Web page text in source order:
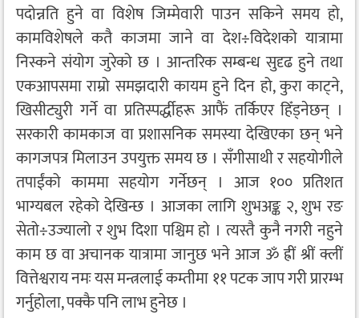
पदोन्नति हुने वा विशेष जिम्मेवारी पाउन सकिने समय हो,
कामविशेषले कतै काजमा जाने वा देश÷विदेशको यात्रामा
निस्कने संयोग जुरेको छ । आन्तरिक सम्बन्ध सुदृढ हुने तथा
एकआपसमा राम्रो समझदारी कायम हुने दिन हो, कुरा काट्ने,
खिसीट्युरी गर्ने वा प्रतिस्पर्द्धीहरू आफैं तर्किएर हिँड्नेछन् ।
सरकारी कामकाज वा प्रशासनिक समस्या देखिएका छन् भने
कागजपत्र मिलाउन उपयुक्त समय छ । सँगीसाथी र सहयोगीले
तपाईंको काममा सहयोग गर्नेछन् । आज १०० प्रतिशत
भाग्यबल रहेको देखिन्छ । आजका लागि शुभअङ्क २, शुभ रङ
सेतो÷उज्यालो र शुभ दिशा पश्चिम हो । त्यस्तै कुनै नगरी नहुने
काम छ वा अचानक यात्रामा जानुछ भने आज ॐ ह्रीं श्रीं क्लीं
वित्तेश्वराय नमः यस मन्त्रलाई कम्तीमा ११ पटक जाप गरी प्रारम्भ
गर्नुहोला, पक्कै पनि लाभ हुनेछ ।